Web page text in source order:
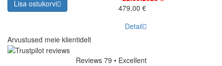
Lisa ostukorvi
479,00 €
Detail
Arvustused meie klientidelt
Reviews 79 • Excellent